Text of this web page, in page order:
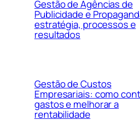
Gestão de Agências de
Publicidade e
estratégia, processos e
resultados
Gestão de Custos
Empresariais: como
gastos e melhorar a
rentabilidade